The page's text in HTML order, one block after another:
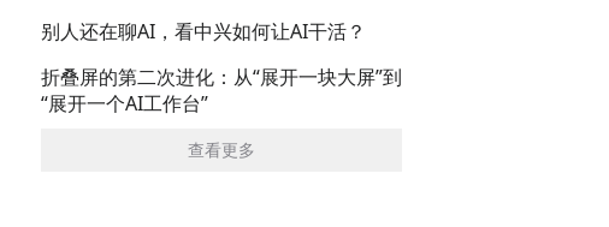
别人还在聊AI，看中兴如何让AI干活？
折叠屏的第二次进化：从“展开一块大屏”到
“展开一个AI工作台”
查看更多